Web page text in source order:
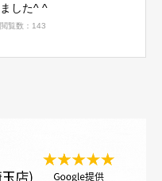
ました^ ^
閲覧数：143